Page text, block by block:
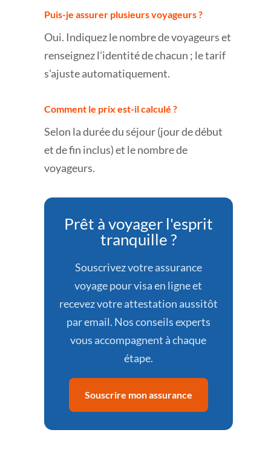
Puis-je assurer plusieurs voyageurs ?
Oui. Indiquez le nombre de voyageurs et
renseignez l'identité de chacun ; le tarif
s'ajuste automatiquement.
Comment le prix est-il calculé ?
Selon la durée du séjour (jour de début
et de fin inclus) et le nombre de
voyageurs.
Prêt à voyager l'esprit
tranquille ?
Souscrivez votre assurance
voyage pour visa en ligne et
recevez votre attestation aussitôt
par email. Nos conseils experts
vous accompagnent à chaque
étape.
Souscrire mon assurance